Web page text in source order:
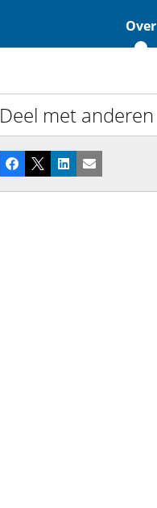
Over
Deel met anderen
Facebook
X LinkedInE-mail